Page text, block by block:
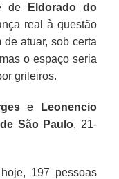
de
Eldorado do
real à questão
atuar, sob certa
o espaço seria
grileiros.
e
Leonencio
São Paulo, 21-
197 pessoas